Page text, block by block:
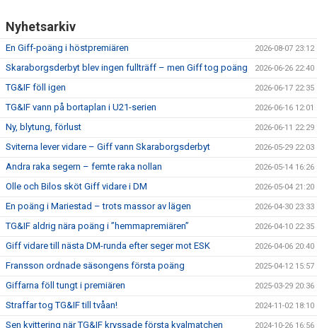
Nyhetsarkiv
En Giff-poäng i höstpremiären 2026-08-07 23:12
Skaraborgsderbyt blev ingen fullträff – men Giff tog poäng 2026-06-26 22:40
TG&IF föll igen 2026-06-17 22:35
TG&IF vann på bortaplan i U21-serien 2026-06-16 12:01
Ny, blytung, förlust 2026-06-11 22:29
Sviterna lever vidare – Giff vann Skaraborgsderbyt 2026-05-29 22:03
Andra raka segern – femte raka nollan 2026-05-14 16:26
Olle och Bilos sköt Giff vidare i DM 2026-05-04 21:20
En poäng i Mariestad – trots massor av lägen 2026-04-30 23:33
TG&IF aldrig nära poäng i ”hemmapremiären” 2026-04-10 22:35
Giff vidare till nästa DM-runda efter seger mot ESK 2026-04-06 20:40
Fransson ordnade säsongens första poäng 2025-04-12 15:57
Giffarna föll tungt i premiären 2025-03-29 20:36
Straffar tog TG&IF till tvåan! 2024-11-02 18:10
Sen kvittering när TG&IF kryssade första kvalmatchen 2024-10-26 16:56